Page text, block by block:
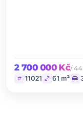
2 700 000 Kč/ 44
tag 11021 open_in_full 61 m² chair